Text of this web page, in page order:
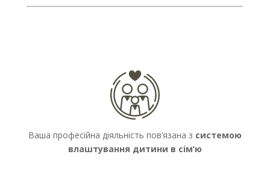
Ваша професійна діяльність пов’язана з системою
влаштування дитини в сім’ю